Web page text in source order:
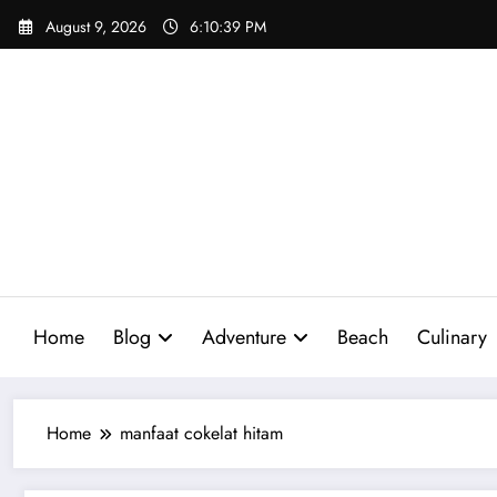
Skip
August 9, 2026 6:10:40 PM
Home Blog Adventure Beach Culinary
Home manfaat cokelat hitam